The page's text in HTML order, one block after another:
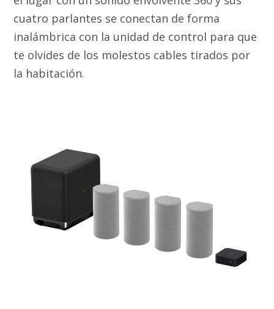
cuatro parlantes se conectan de forma
inalámbrica con la unidad de control para que
te olvides de los molestos cables tirados por
la habitación.